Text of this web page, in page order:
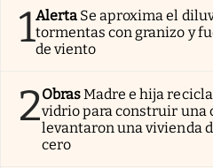
1Alerta Se aproxima el
tormentas con granizo y
de viento
2ObrasMadre e hija
vidrio para construir una
levantaron una vivienda
cero